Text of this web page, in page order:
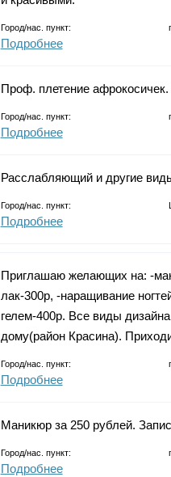
Город/нас. пункт: г.
Подробнее
Проф. плетение
Город/нас. пункт: г.
Подробнее
Расслабляющий и другие
Город/нас. пункт:
Подробнее
Приглашаю желающих на: -
лак-300р, -наращивание
гелем-400р. Все виды
дому(район Красина).
Город/нас. пункт: г.
Подробнее
Маникюр за 250 рублей.
Город/нас. пункт: г.
Подробнее